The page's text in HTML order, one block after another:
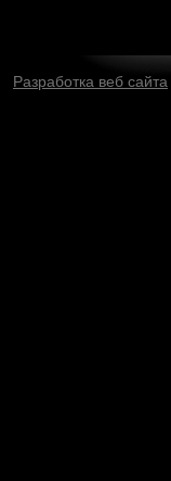
Разработка веб сайта